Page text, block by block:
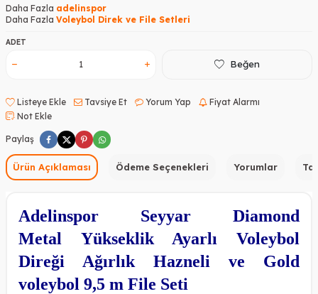
Daha Fazla adelinspor
Daha Fazla Voleybol Direk ve File Setleri
ADET
Beğen
Listeye Ekle Tavsiye Et Yorum Yap
Fiyat Alarmı
Not Ekle
Paylaş
Ürün Açıklaması Ödeme Seçenekleri Yorumlar
Adelinspor Seyyar Diamond
Metal Yükseklik Ayarlı Voleybol
Direği Ağırlık Hazneli ve Gold
voleybol 9,5 m File Seti